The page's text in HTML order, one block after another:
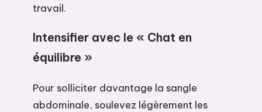
travail.
Intensifier avec le « Chat en
équilibre »
Pour solliciter davantage la sangle
abdominale, soulevez légèrement les